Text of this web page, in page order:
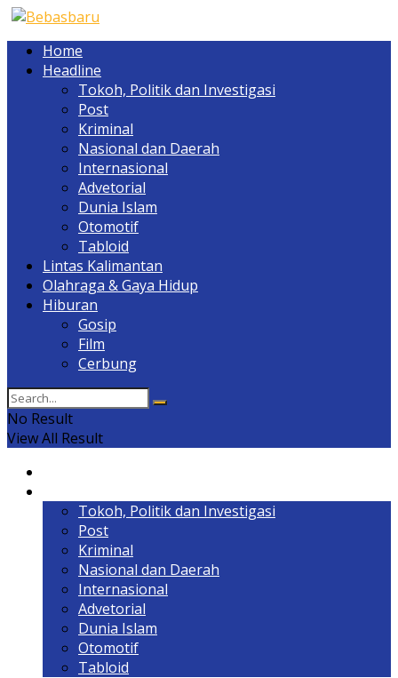
Home
Headline
Tokoh, Politik dan Investigasi
Post
Kriminal
Nasional dan Daerah
Internasional
Advetorial
Dunia Islam
Otomotif
Tabloid
Lintas Kalimantan
Olahraga & Gaya Hidup
Hiburan
Gosip
Film
Cerbung
No Result
View All Result
Tokoh, Politik dan Investigasi
Post
Kriminal
Nasional dan Daerah
Internasional
Advetorial
Dunia Islam
Otomotif
Tabloid